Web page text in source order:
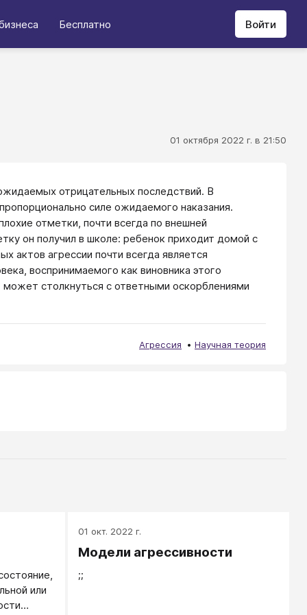
Бесплатно Войти
01 октября 2022 г. в 21:50
отрицательных последствий. В
силе ожидаемого наказания.
отметки, почти всегда по внешней
он получил в школе: ребенок приходит домой с
актов агрессии почти всегда является
воспринимаемого как виновника этого
столкнуться с ответными оскорблениями
Агрессия Научная теория
или
01 окт. 2022 г.
Модели агрессивности
;;